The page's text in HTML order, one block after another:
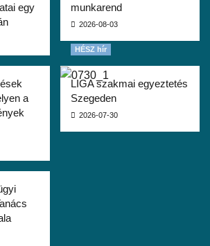
egy
munkarend
2026-08-03
a
HÉSZ hír
LIGA szakmai egyeztetés
Szegeden
2026-07-30